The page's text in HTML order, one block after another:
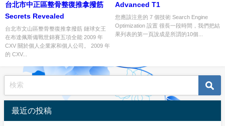
台北市中正區整骨整復推拿撥筋
Secrets Revealed
台北市文山區整骨整復推拿撥筋 鏈球女王
在布達佩斯備戰世錦賽五項全能 2009 年
CXV 關於個人企業家和個人公司。 2009 年
的 CXV...
Advanced T1
您應該注意的 7 個技術 Search Engine
Optimization 設置 很長一段時間，我們把結
果列表的第一頁說成是所謂的10個...
最近の投稿